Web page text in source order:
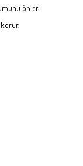
önler.